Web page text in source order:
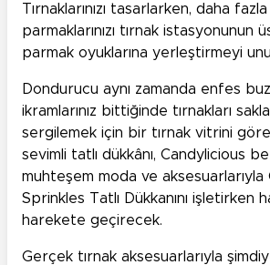
Tırnaklarınızı tasarlarken, daha fazla
parmaklarınızı tırnak istasyonunun
parmak oyuklarına yerleştirmeyi
Dondurucu aynı zamanda enfes
ikramlarınız bittiğinde tırnakları
sergilemek için bir tırnak vitrini
sevimli tatlı dükkânı, Candylicious
muhteşem moda ve aksesuarlarıyla
Sprinkles Tatlı Dükkanını işletirken
harekete geçirecek.
Gerçek tırnak aksesuarlarıyla